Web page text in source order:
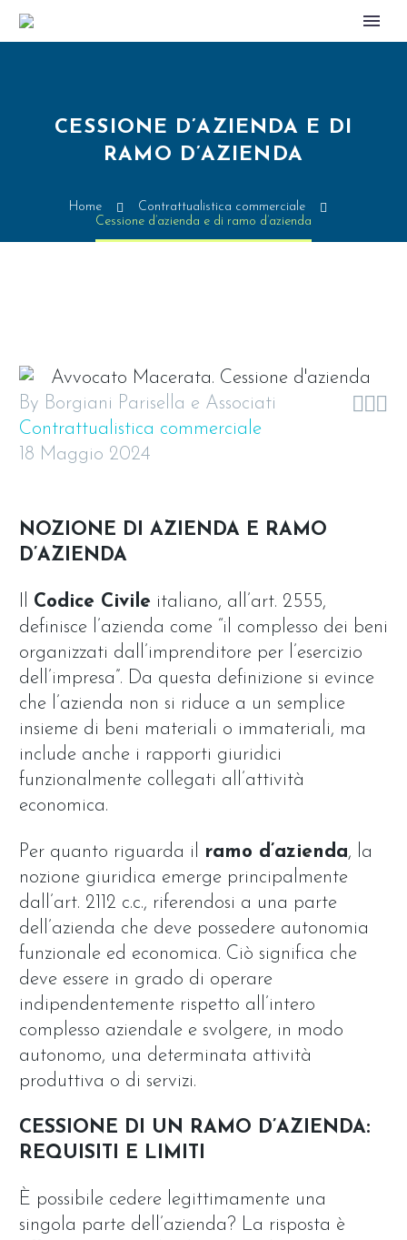
CESSIONE D’AZIENDA E DI
RAMO D’AZIENDA
Home
Contrattualistica commerciale
Cessione d’azienda e di ramo d’azienda

By Borgiani Parisella e Associati
Contrattualistica commerciale
18 Maggio 2024
NOZIONE DI AZIENDA E RAMO
D’AZIENDA
Codice Civile italiano, all’art. 2555,
definisce l’azienda come “il complesso dei beni
organizzati dall’imprenditore per l’esercizio
dell’impresa”. Da questa definizione si evince
che l’azienda non si riduce a un semplice
insieme di beni materiali o immateriali, ma
include anche i rapporti giuridici
funzionalmente collegati all’attività
economica.
Per quanto riguarda il ramo d’azienda, la
nozione giuridica emerge principalmente
dall’art. 2112 c.c., riferendosi a una parte
dell’azienda che deve possedere autonomia
funzionale ed economica. Ciò significa che
deve essere in grado di operare
indipendentemente rispetto all’intero
complesso aziendale e svolgere, in modo
autonomo, una determinata attività
produttiva o di servizi.
CESSIONE DI UN RAMO D’AZIENDA:
REQUISITI E LIMITI
È possibile cedere legittimamente una
singola parte dell’azienda? La risposta è